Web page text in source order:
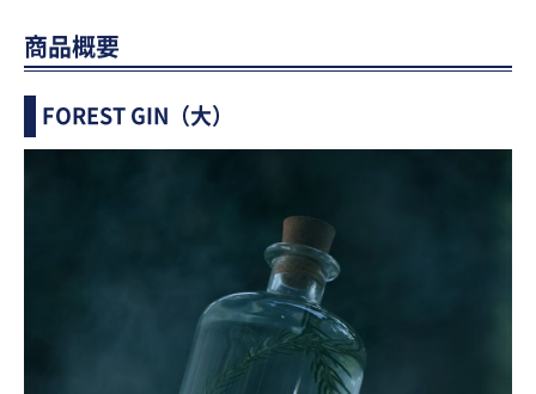
商品概要
FOREST GIN（大）